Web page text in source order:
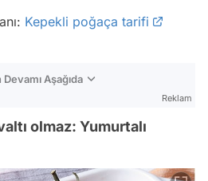
Kepekli poğaça tarifi
Aşağıda
Reklam
olmaz: Yumurtalı